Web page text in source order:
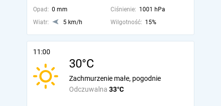
Opad: 0 mm Ciśnienie: 1001 hPa
Wiatr:
5 km/h Wilgotność: 15%
11:00
30°C
Odczuwalna 33°C
Zachmurzenie małe, pogodnie